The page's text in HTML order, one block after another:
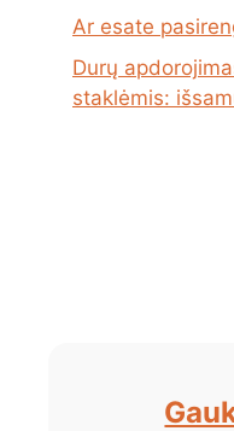
Ar esate
Durų
staklėmis: